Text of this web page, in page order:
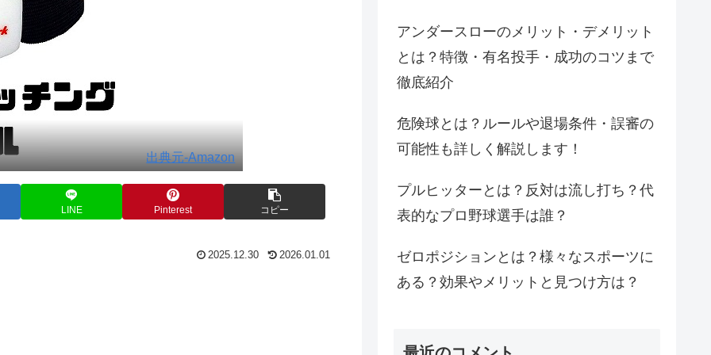
出典元-Amazon
LINE Pinterest コピー
2025.12.30 2026.01.01
アンダースローのメリット・デメリット
とは？特徴・有名投手・成功のコツまで
徹底紹介
危険球とは？ルールや退場条件・誤審の
可能性も詳しく解説します！
プルヒッターとは？反対は流し打ち？代
表的なプロ野球選手は誰？
ゼロポジションとは？様々なスポーツに
ある？効果やメリットと見つけ方は？